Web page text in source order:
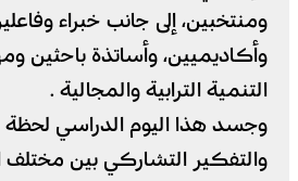
ومنتخبين، إلى جانب خبراء
وأكاديميين، وأساتذة باحثين
التنمية الترابية والمجالية .
وجسد هذا اليوم الدراسي
والتفكير التشاركي بين مختلف